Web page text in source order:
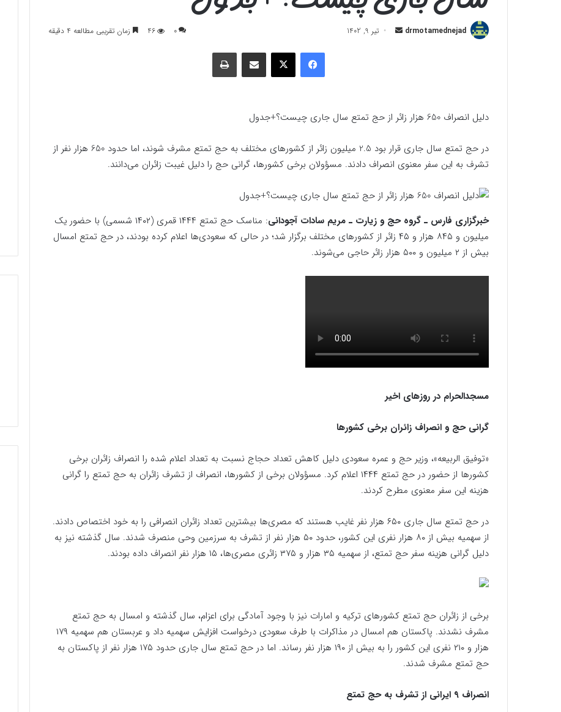
drmotamednejad
ارسال تیر 9, 1402 0
46 زمان تقریبی مطالعه 4 دقیقه
فیسبوک ایکس اشتراک گذاری با ایمیل چاپ
دلیل انصراف 650 هزار زائر از حج تمتع سال جاری چیست؟+جدول
در حج تمتع سال جاری قرار بود 2.5 میلیون زائر از کشورهای مختلف به حج تمتع مشرف شوند، اما حدود 650 هزار نفر از
تشرف به این سفر معنوی انصراف دادند. مسؤولان برخی کشورها، گرانی حج را دلیل غیبت زائران می‌دانند.
خبرگزاری فارس ـ گروه حج و زیارت ـ مریم سادات آجودانی
: مناسک حج تمتع ۱۴۴۴ قمری (۱۴۰۲ شسمی) با حضور یک
میلیون و ۸۴۵ هزار و ۴۵ زائر از کشورهای مختلف برگزار شد؛ در حالی که سعودی‌ها اعلام کرده بودند، در حج تمتع امسال
بیش از ۲ میلیون و ۵۰۰ هزار زائر حاجی می‌شوند.
مسجدالحرام در روزهای اخیر
گرانی حج و انصراف زائران برخی کشورها
«توفیق الربیعه»، وزیر حج و عمره سعودی دلیل کاهش تعداد حجاج نسبت به تعداد اعلام شده را انصراف زائران برخی
کشورها از حضور در حج تمتع ۱۴۴۴ اعلام کرد. مسؤولان برخی از کشورها، انصراف از تشرف زائران به حج تمتع را گرانی
هزینه این سفر معنوی مطرح کردند.
در حج تمتع سال جاری ۶۵۰ هزار نفر غایب هستند که مصری‌ها بیشترین تعداد زائران انصرافی را به خود اختصاص دادند.
از سهمیه بیش از ۸۰ هزار نفری این کشور، حدود ۵۰ هزار نفر از تشرف به سرزمین وحی منصرف شدند. سال گذشته نیز به
دلیل گرانی هزینه سفر حج تمتع، از سهمیه ۳۵ هزار و ۳۷۵ زائری مصری‌ها، ۱۵ هزار نفر انصراف داده بودند.
برخی از زائران حج تمتع کشورهای ترکیه و امارات نیز با وجود آمادگی برای اعزام، سال گذشته و امسال به حج تمتع
مشرف نشدند. پاکستان هم امسال در مذاکرات با طرف سعودی درخواست افزایش سهمیه داد و عربستان هم سهمیه ۱۷۹
هزار و ۲۱۰ نفری این کشور را به بیش از ۱۹۰ هزار نفر رساند. اما در حج تمتع سال جاری حدود ۱۷۵ هزار نفر از پاکستان به
حج تمتع مشرف شدند.
انصراف ۹ ایرانی از تشرف به حج تمتع